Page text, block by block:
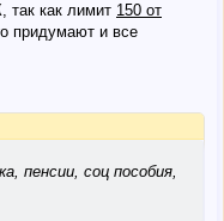
так как лимит 150 от
придумают и все
пенсии, соц пособия,